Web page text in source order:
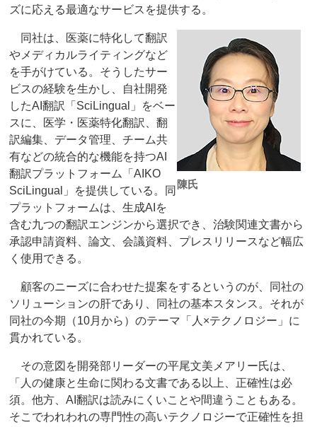
ズに応える最適なサービスを提供する。
陳氏
同社は、医薬に特化して翻訳
やメディカルライティングなど
を手がけている。そうしたサー
ビスの経験を生かし、自社開発
したAI翻訳「SciLingual」をベー
スに、医学・医薬特化翻訳、翻
訳編集、データ管理、チーム共
有などの統合的な機能を持つAI
翻訳プラットフォーム「AIKO
SciLingual」を提供している。同
プラットフォームは、生成AIを
含む九つの翻訳エンジンから選択でき、治験関連文書から
承認申請資料、論文、会議資料、プレスリリースなど幅広
く使用できる。
顧客のニーズに合わせた提案をするというのが、同社の
ソリューションの肝であり、同社の基本スタンス。それが
同社の今期（10月から）のテーマ「人×テクノロジー」に
貫かれている。
その意図を開発部リーダーの平尾文美メアリー氏は、
「人の健康と生命に関わる文書である以上、正確性は必
須。他方、AI翻訳は読みにくいことや間違うこともある。
そこでわれわれの専門性の高いテクノロジーで正確性を担